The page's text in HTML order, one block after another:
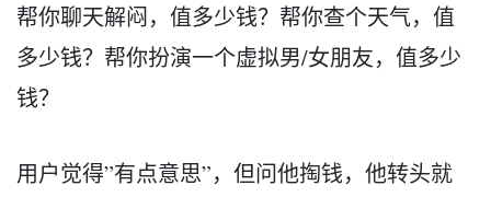
帮你聊天解闷，值多少钱？帮你查个天气，值
多少钱？帮你扮演一个虚拟男/女朋友，值多少
钱？
用户觉得”有点意思”，但问他掏钱，他转头就